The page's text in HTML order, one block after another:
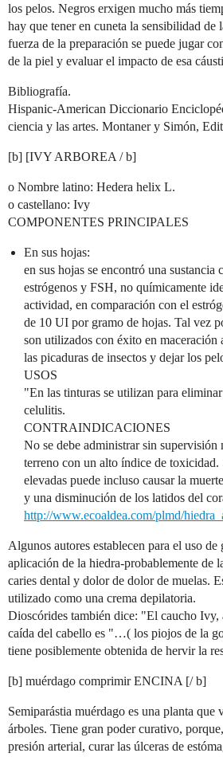
los pelos. Negros erxigen mucho más
hay que tener en cuneta la sensibilidad de
fuerza de la preparación se puede jugar
de la piel y evaluar el impacto de esa
Bibliografía.
Hispanic-American Diccionario
ciencia y las artes. Montaner y Simón,
[b] [IVY ARBOREA / b]
o Nombre latino: Hedera helix L.
o castellano: Ivy
COMPONENTES PRINCIPALES
En sus hojas:
en sus hojas se encontró una sustancia
estrógenos y FSH, no químicamente
actividad, en comparación con el
de 10 UI por gramo de hojas. Tal vez
son utilizados con éxito en maceración
las picaduras de insectos y dejar los
USOS
"En las tinturas se utilizan para
celulitis.
CONTRAINDICACIONES
No se debe administrar sin supervisión
terreno con un alto índice de toxicidad.
elevadas puede incluso causar la
y una disminución de los latidos del
http://www.ecoaldea.com/plmd/
Algunos autores establecen para el uso de
aplicación de la hiedra-probablemente de
caries dental y dolor de dolor de muelas.
utilizado como una crema depilatoria.
Dioscórides también dice: "El caucho Ivy,
caída del cabello es "…( los piojos de la
tiene posiblemente obtenida de hervir la
[b] muérdago comprimir ENCINA [/ b]
Semiparástia muérdago es una planta que
árboles. Tiene gran poder curativo,
presión arterial, curar las úlceras de